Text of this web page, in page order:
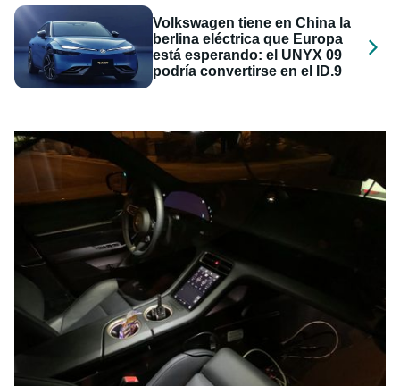
Volkswagen tiene en China la
berlina eléctrica que Europa
está esperando: el UNYX 09
podría convertirse en el ID.9